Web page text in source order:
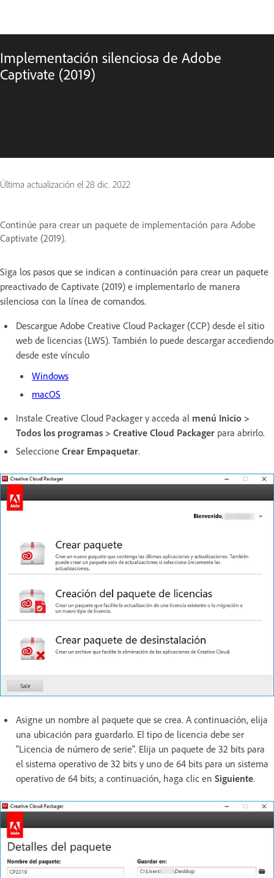
Implementación silenciosa de Adobe
Captivate (2019)
Última actualización el 28 dic. 2022
Continúe para crear un paquete de implementación para Adobe
Captivate (2019).
Siga los pasos que se indican a continuación para crear un paquete
preactivado de Captivate (2019) e implementarlo de manera
silenciosa con la línea de comandos.
Descargue Adobe Creative Cloud Packager (CCP) desde el sitio
web de licencias (LWS). También lo puede descargar accediendo
desde este vínculo
Windows
macOS
Instale Creative Cloud Packager y acceda al menú Inicio >
Todos los programas > Creative Cloud Packager para abrirlo.
Seleccione Crear Empaquetar.
Asigne un nombre al paquete que se crea. A continuación, elija
una ubicación para guardarlo. El tipo de licencia debe ser
"Licencia de número de serie". Elija un paquete de 32 bits para
el sistema operativo de 32 bits y uno de 64 bits para un sistema
operativo de 64 bits; a continuación, haga clic en Siguiente.